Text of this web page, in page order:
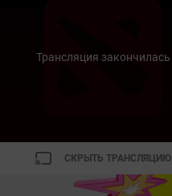
Трансляция закончилась
СКРЫТЬ ТРАНСЛЯЦИЮ